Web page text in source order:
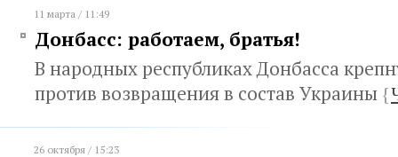
11 марта / 11:49
Донбасс: работаем, братья!
В народных республиках Донбасса
против возвращения в состав Украины {
26 октября / 15:23